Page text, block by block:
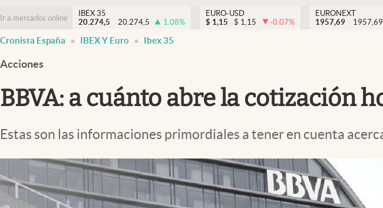
Ir a mercados online
IBEX 35
20.274,5
20.274,5 1.08%
EURO-USD
$ 1,15 $ 1,15 -0.07%
EURONEXT
1957,69
1957,69
Cronista España IBEX Y Euro Ibex 35
Acciones
BBVA: a cuánto abre la cotización
Estas son las informaciones primordiales a tener en cuenta